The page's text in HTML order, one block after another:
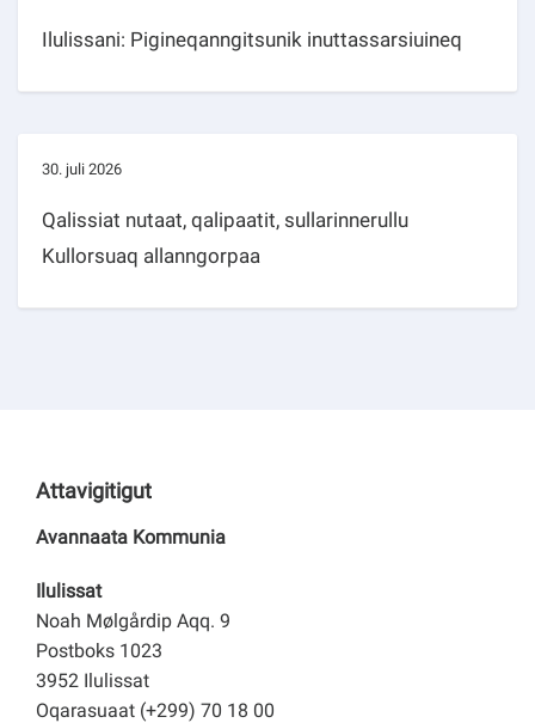
Ilulissani: Pigineqanngitsunik inuttassarsiuineq
30. juli 2026
Qalissiat nutaat, qalipaatit, sullarinnerullu
Kullorsuaq allanngorpaa
Attavigitigut
Avannaata Kommunia
Ilulissat
Noah Mølgårdip Aqq. 9
Postboks 1023
3952 Ilulissat
Oqarasuaat (+299) 70 18 00